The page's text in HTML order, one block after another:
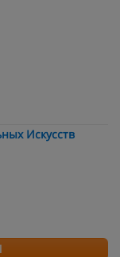
Искусств